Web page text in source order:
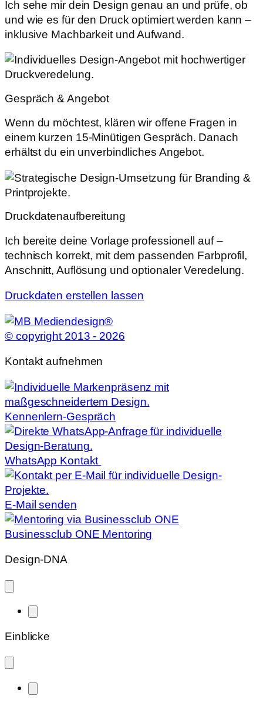
Ich sehe mir dein Design genau an und prüfe, ob
und wie es für den Druck optimiert werden kann –
inklusive Machbarkeit und Aufwand.
Gespräch & Angebot
Wenn du möchtest, klären wir offene Fragen in
einem kurzen 15-Minütigen Gespräch. Danach
erhältst du ein unverbindliches Angebot.
Druckdatenaufbereitung
Ich bereite deine Vorlage professionell auf –
technisch korrekt, mit dem passenden Farbprofil,
Anschnitt, Auflösung und optionaler Veredelung.
Druckdaten erstellen lassen
© copyright 2013 - 2026
Kontakt aufnehmen
Kennenlern-Gespräch
WhatsApp Kontakt
E-Mail senden
Businessclub ONE Mentoring
Design-DNA
Einblicke